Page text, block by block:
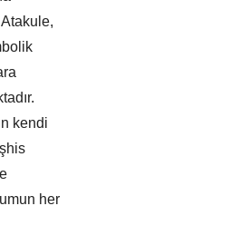
Atakule,
kendi
her